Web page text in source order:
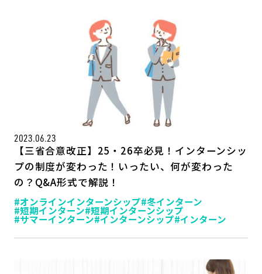
2023.06.23
【三省合意改正】25・26卒必見！インターンシッ
プの制度が変わった！いったい、何が変わった
の？Q&A形式で解説！
#オンラインインターンシップ#冬インターン
#短期インターン#短期インターンシップ
#サマーインターン#インターンシップ#インターン